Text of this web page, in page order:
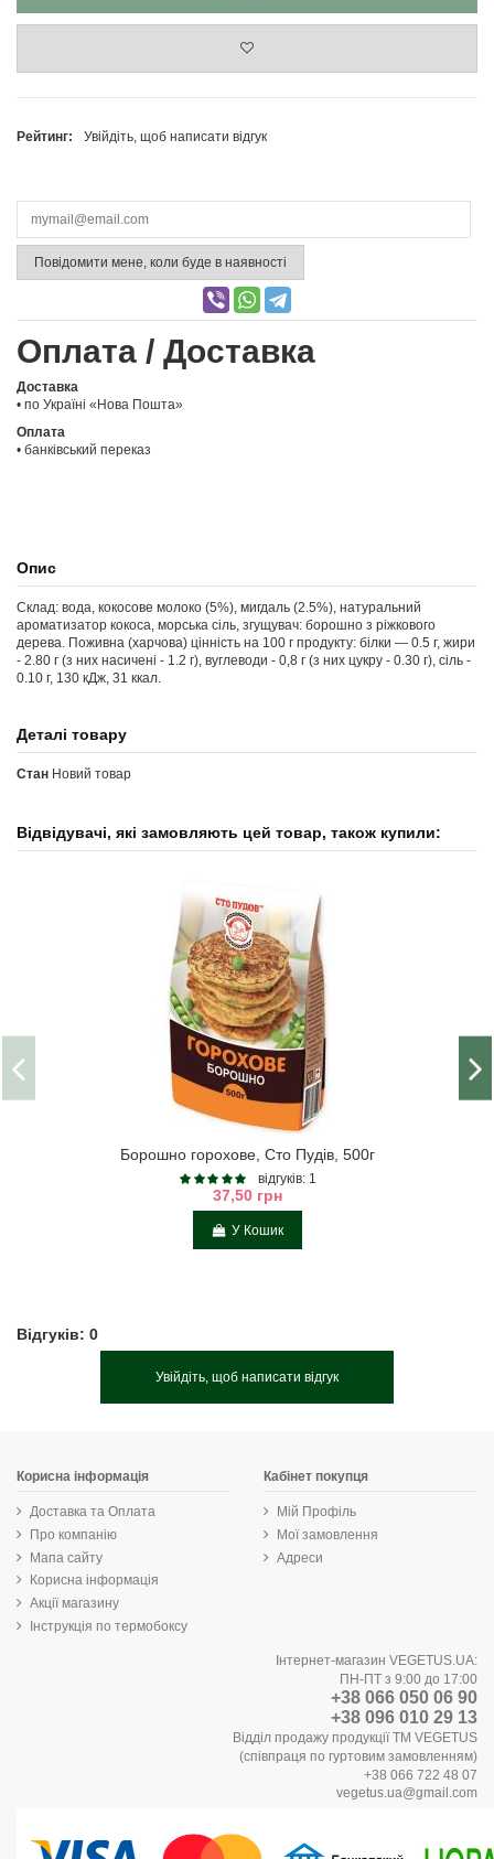
Рейтинг: Увійдіть, щоб написати відгук
Повідомити мене, коли буде в наявності
Оплата / Доставка
Доставка
• по Україні «Нова Пошта»
Оплата
• банківський переказ
Опис
Склад: вода, кокосове молоко (5%), мигдаль (2.5%), натуральний
ароматизатор кокоса, морська сіль, згущувач: борошно з ріжкового
дерева. Поживна (харчова) цінність на 100 г продукту: білки — 0.5 г, жири
- 2.80 г (з них насичені - 1.2 г), вуглеводи - 0,8 г (з них цукру - 0.30 г), сіль -
0.10 г, 130 кДж, 31 ккал.
Деталі товару
Стан Новий товар
Відвідувачі, які замовляють цей товар, також купили:
Борошно горохове, Сто Пудів, 500г
відгуків: 1
37,50 грн
У Кошик
Відгуків: 0
Увійдіть, щоб написати відгук
Корисна інформація
Доставка та Оплата
Про компанію
Мапа сайту
Корисна інформація
Акції магазину
Інструкція по термобоксу
Кабінет покупця
Мій Профіль
Мої замовлення
Адреси
Інтернет-магазин VEGETUS.UA:
ПН-ПТ з 9:00 до 17:00
+38 066 050 06 90
+38 096 010 29 13
Відділ продажу продукції ТМ VEGETUS
(співпраця по гуртовим замовленням)
+38 066 722 48 07
vegetus.ua@gmail.com